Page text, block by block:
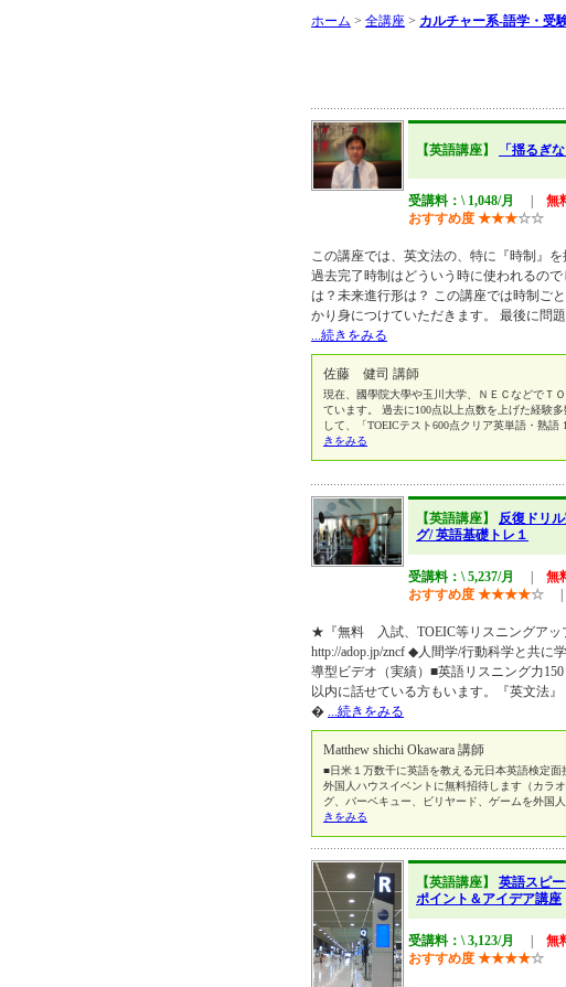
ホーム > 全講座 > カルチャー系-語学・受
【英語講座】 「揺るぎ
受講料：\ 1,048/月
無
おすすめ度 ★★★☆☆
この講座では、英文法の、特に『時制』
過去完了時制はどういう時に使われるの
は？未来進行形は？ この講座では時制ご
かり身につけていただきます。 最後に問
...続きをみる
佐藤 健司 講師
現在、國學院大學や玉川大学、ＮＥＣなどでＴＯ
ています。 過去に100点以上点数を上げた経験
して、「TOEICテスト600点クリア英単語・熟語
きをみる
【英語講座】 反復ドリ
グ/ 英語基礎トレ１
受講料：\ 5,237/月
無
おすすめ度 ★★★★☆
★『無料 入試、TOEIC等リスニングアッ
http://adop.jp/zncf ◆人間学/行動科学と共に
導型ビデオ（実績）■英語リスニング力
以内に話せている方もいます。『英文法
� ...続きをみる
Matthew shichi Okawara 講師
■日米１万数千に英語を教える元日本英語検定
外国人ハウスイベントに無料招待します（カラ
グ、バーベキュー、ビリヤード、ゲームを外国
きをみる
【英語講座】 英語スピ
ポイント＆アイデア講座
受講料：\ 3,123/月
無
おすすめ度 ★★★★☆